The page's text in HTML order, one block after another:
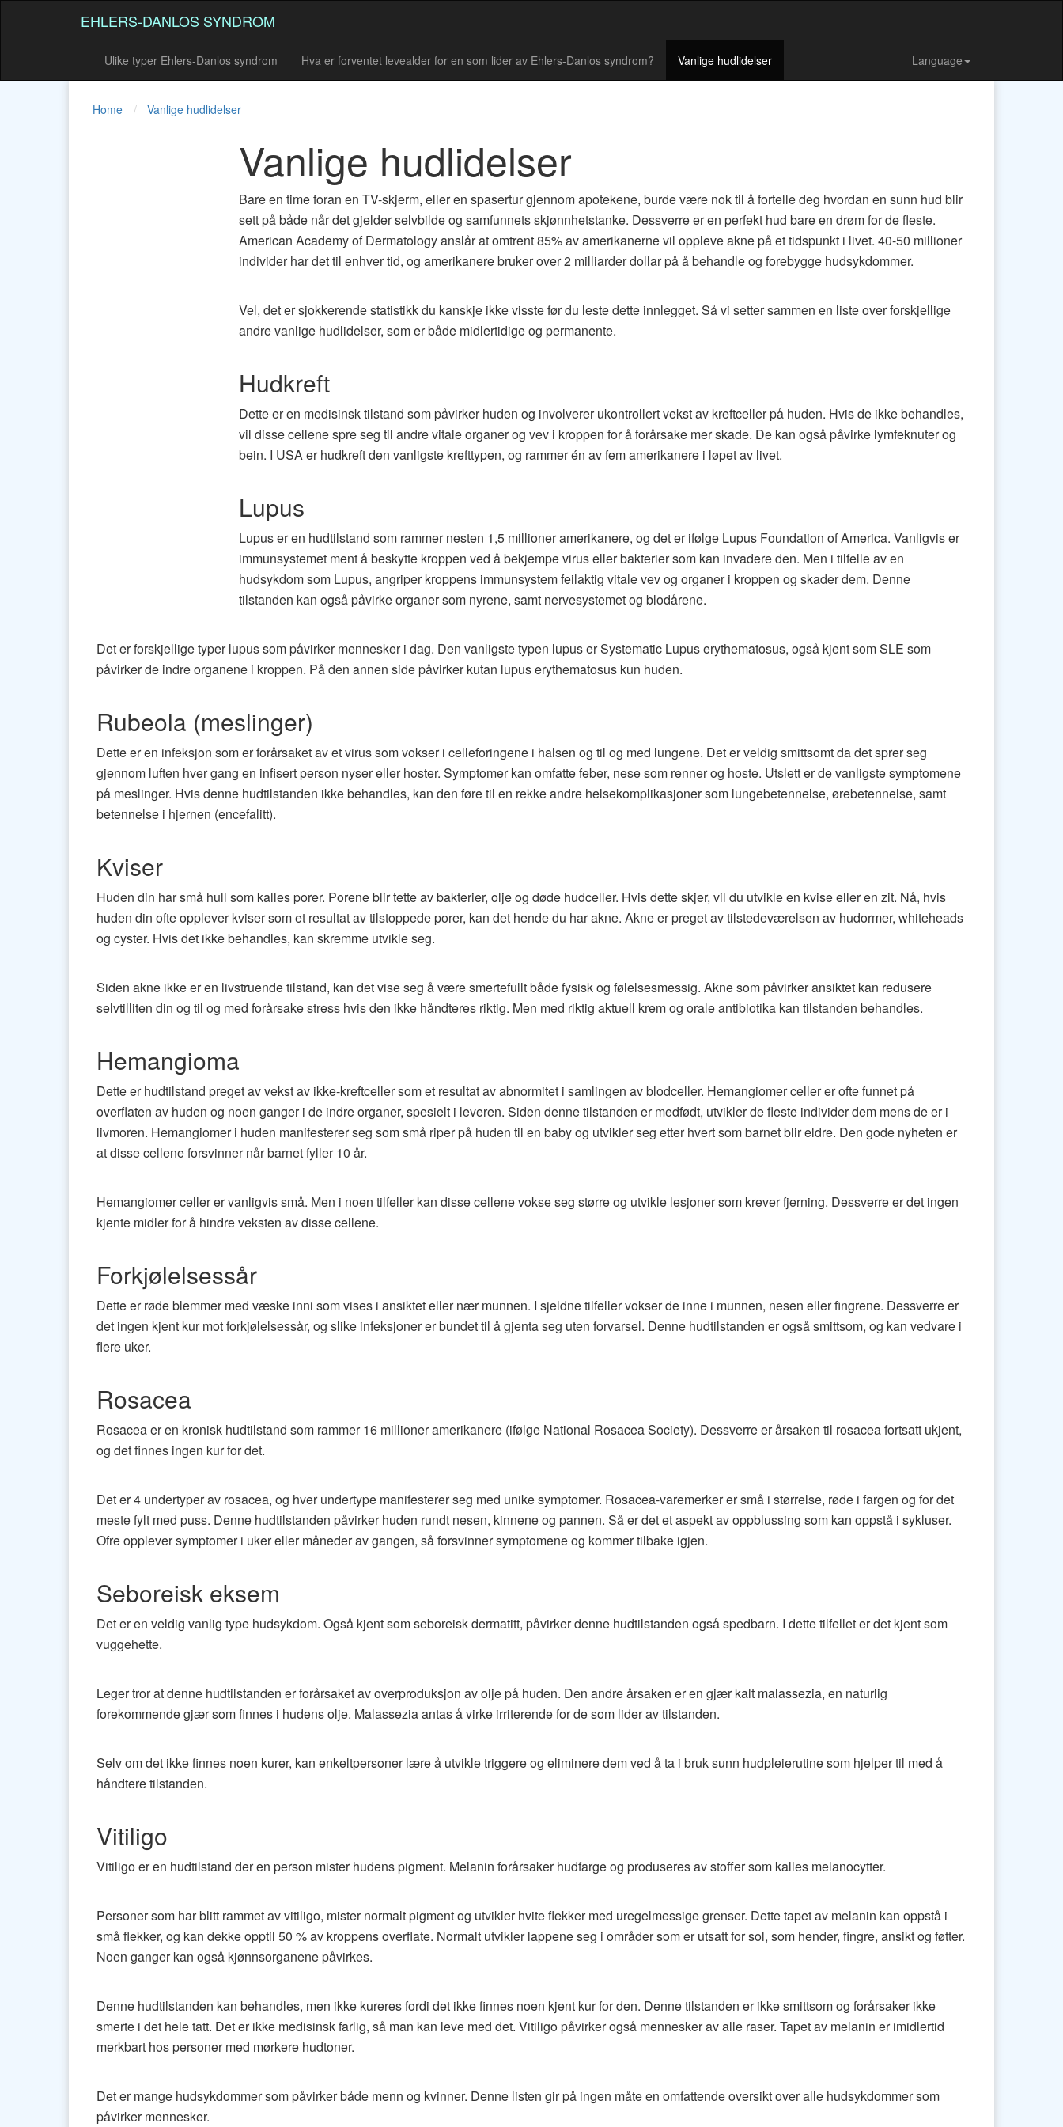
EHLERS-DANLOS SYNDROM
Ulike typer Ehlers-Danlos syndrom Hva er forventet levealder for en som lider av Ehlers-Danlos syndrom? Vanlige hudlidelser Language
Home Vanlige hudlidelser
Vanlige hudlidelser
Bare en time foran en TV-skjerm, eller en spasertur gjennom apotekene, burde være nok til å fortelle deg hvordan en sunn hud blir
sett på både når det gjelder selvbilde og samfunnets skjønnhetstanke. Dessverre er en perfekt hud bare en drøm for de fleste.
American Academy of Dermatology anslår at omtrent 85% av amerikanerne vil oppleve akne på et tidspunkt i livet. 40-50 millioner
individer har det til enhver tid, og amerikanere bruker over 2 milliarder dollar på å behandle og forebygge hudsykdommer.
Vel, det er sjokkerende statistikk du kanskje ikke visste før du leste dette innlegget. Så vi setter sammen en liste over forskjellige
andre vanlige hudlidelser, som er både midlertidige og permanente.
Hudkreft
Dette er en medisinsk tilstand som påvirker huden og involverer ukontrollert vekst av kreftceller på huden. Hvis de ikke behandles,
vil disse cellene spre seg til andre vitale organer og vev i kroppen for å forårsake mer skade. De kan også påvirke lymfeknuter og
bein. I USA er hudkreft den vanligste krefttypen, og rammer én av fem amerikanere i løpet av livet.
Lupus
Lupus er en hudtilstand som rammer nesten 1,5 millioner amerikanere, og det er ifølge Lupus Foundation of America. Vanligvis er
immunsystemet ment å beskytte kroppen ved å bekjempe virus eller bakterier som kan invadere den. Men i tilfelle av en
hudsykdom som Lupus, angriper kroppens immunsystem feilaktig vitale vev og organer i kroppen og skader dem. Denne
tilstanden kan også påvirke organer som nyrene, samt nervesystemet og blodårene.
Det er forskjellige typer lupus som påvirker mennesker i dag. Den vanligste typen lupus er Systematic Lupus erythematosus, også kjent som SLE som
påvirker de indre organene i kroppen. På den annen side påvirker kutan lupus erythematosus kun huden.
Rubeola (meslinger)
Dette er en infeksjon som er forårsaket av et virus som vokser i celleforingene i halsen og til og med lungene. Det er veldig smittsomt da det sprer seg
gjennom luften hver gang en infisert person nyser eller hoster. Symptomer kan omfatte feber, nese som renner og hoste. Utslett er de vanligste symptomene
på meslinger. Hvis denne hudtilstanden ikke behandles, kan den føre til en rekke andre helsekomplikasjoner som lungebetennelse, ørebetennelse, samt
betennelse i hjernen (encefalitt).
Kviser
Huden din har små hull som kalles porer. Porene blir tette av bakterier, olje og døde hudceller. Hvis dette skjer, vil du utvikle en kvise eller en zit. Nå, hvis
huden din ofte opplever kviser som et resultat av tilstoppede porer, kan det hende du har akne. Akne er preget av tilstedeværelsen av hudormer, whiteheads
og cyster. Hvis det ikke behandles, kan skremme utvikle seg.
Siden akne ikke er en livstruende tilstand, kan det vise seg å være smertefullt både fysisk og følelsesmessig. Akne som påvirker ansiktet kan redusere
selvtilliten din og til og med forårsake stress hvis den ikke håndteres riktig. Men med riktig aktuell krem ​​og orale antibiotika kan tilstanden behandles.
Hemangioma
Dette er hudtilstand preget av vekst av ikke-kreftceller som et resultat av abnormitet i samlingen av blodceller. Hemangiomer celler er ofte funnet på
overflaten av huden og noen ganger i de indre organer, spesielt i leveren. Siden denne tilstanden er medfødt, utvikler de fleste individer dem mens de er i
livmoren. Hemangiomer i huden manifesterer seg som små riper på huden til en baby og utvikler seg etter hvert som barnet blir eldre. Den gode nyheten er
at disse cellene forsvinner når barnet fyller 10 år.
Hemangiomer celler er vanligvis små. Men i noen tilfeller kan disse cellene vokse seg større og utvikle lesjoner som krever fjerning. Dessverre er det ingen
kjente midler for å hindre veksten av disse cellene.
Forkjølelsessår
Dette er røde blemmer med væske inni som vises i ansiktet eller nær munnen. I sjeldne tilfeller vokser de inne i munnen, nesen eller fingrene. Dessverre er
det ingen kjent kur mot forkjølelsessår, og slike infeksjoner er bundet til å gjenta seg uten forvarsel. Denne hudtilstanden er også smittsom, og kan vedvare i
flere uker.
Rosacea
Rosacea er en kronisk hudtilstand som rammer 16 millioner amerikanere (ifølge National Rosacea Society). Dessverre er årsaken til rosacea fortsatt ukjent,
og det finnes ingen kur for det.
Det er 4 undertyper av rosacea, og hver undertype manifesterer seg med unike symptomer. Rosacea-varemerker er små i størrelse, røde i fargen og for det
meste fylt med puss. Denne hudtilstanden påvirker huden rundt nesen, kinnene og pannen. Så er det et aspekt av oppblussing som kan oppstå i sykluser.
Ofre opplever symptomer i uker eller måneder av gangen, så forsvinner symptomene og kommer tilbake igjen.
Seboreisk eksem
Det er en veldig vanlig type hudsykdom. Også kjent som seboreisk dermatitt, påvirker denne hudtilstanden også spedbarn. I dette tilfellet er det kjent som
vuggehette.
Leger tror at denne hudtilstanden er forårsaket av overproduksjon av olje på huden. Den andre årsaken er en gjær kalt malassezia, en naturlig
forekommende gjær som finnes i hudens olje. Malassezia antas å virke irriterende for de som lider av tilstanden.
Selv om det ikke finnes noen kurer, kan enkeltpersoner lære å utvikle triggere og eliminere dem ved å ta i bruk sunn hudpleierutine som hjelper til med å
håndtere tilstanden.
Vitiligo
Vitiligo er en hudtilstand der en person mister hudens pigment. Melanin forårsaker hudfarge og produseres av stoffer som kalles melanocytter.
Personer som har blitt rammet av vitiligo, mister normalt pigment og utvikler hvite flekker med uregelmessige grenser. Dette tapet av melanin kan oppstå i
små flekker, og kan dekke opptil 50 % av kroppens overflate. Normalt utvikler lappene seg i områder som er utsatt for sol, som hender, fingre, ansikt og føtter.
Noen ganger kan også kjønnsorganene påvirkes.
Denne hudtilstanden kan behandles, men ikke kureres fordi det ikke finnes noen kjent kur for den. Denne tilstanden er ikke smittsom og forårsaker ikke
smerte i det hele tatt. Det er ikke medisinsk farlig, så man kan leve med det. Vitiligo påvirker også mennesker av alle raser. Tapet av melanin er imidlertid
merkbart hos personer med mørkere hudtoner.
Det er mange hudsykdommer som påvirker både menn og kvinner. Denne listen gir på ingen måte en omfattende oversikt over alle hudsykdommer som
påvirker mennesker.